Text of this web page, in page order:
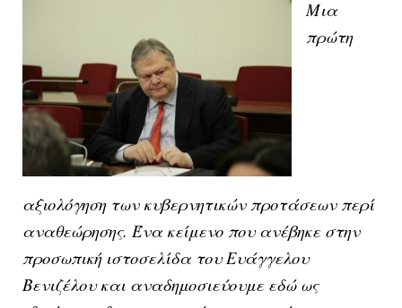
Μια
πρώτη
αξιολόγηση των κυβερνητικών προτάσεων περί
αναθεώρησης. Ένα κείμενο που ανέβηκε στην
προσωπική ιστοσελίδα του Ευάγγελου
Βενιζέλου και αναδημοσιεύουμε εδώ ως